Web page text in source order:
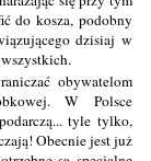
do kosza, podobny
dzisiaj w
obywatelom
W Polsce
tyle tylko,
Obecnie jest już